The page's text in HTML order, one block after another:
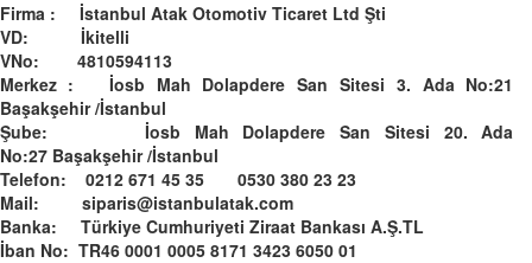
Firma : İstanbul Atak Otomotiv Ticaret Ltd Şti
VD: İkitelli
VNo: 4810594113
Merkez : İosb Mah Dolapdere San Sitesi 3. Ada No:21
Başakşehir /İstanbul
Şube: İosb Mah Dolapdere San Sitesi 20. Ada
No:27 Başakşehir /İstanbul
Telefon: 0212 671 45 35 0530 380 23 23
Mail: siparis@istanbulatak.com
Banka: Türkiye Cumhuriyeti Ziraat Bankası A.Ş.­­TL­
İban No: TR46 0001 0005 8171 3423 6050 01